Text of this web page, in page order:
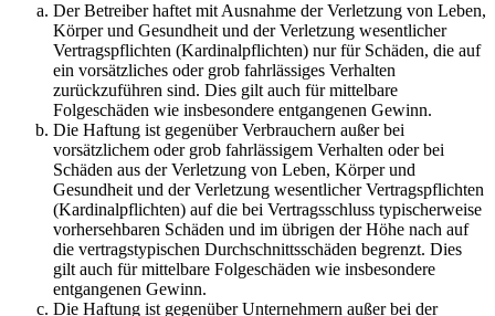
Der Betreiber haftet mit Ausnahme der Verletzung von Leben,
Körper und Gesundheit und der Verletzung wesentlicher
Vertragspflichten (Kardinalpflichten) nur für Schäden, die auf
ein vorsätzliches oder grob fahrlässiges Verhalten
zurückzuführen sind. Dies gilt auch für mittelbare
Folgeschäden wie insbesondere entgangenen Gewinn.
Die Haftung ist gegenüber Verbrauchern außer bei
vorsätzlichem oder grob fahrlässigem Verhalten oder bei
Schäden aus der Verletzung von Leben, Körper und
Gesundheit und der Verletzung wesentlicher Vertragspflichten
(Kardinalpflichten) auf die bei Vertragsschluss typischerweise
vorhersehbaren Schäden und im übrigen der Höhe nach auf
die vertragstypischen Durchschnittsschäden begrenzt. Dies
gilt auch für mittelbare Folgeschäden wie insbesondere
entgangenen Gewinn.
Die Haftung ist gegenüber Unternehmern außer bei der